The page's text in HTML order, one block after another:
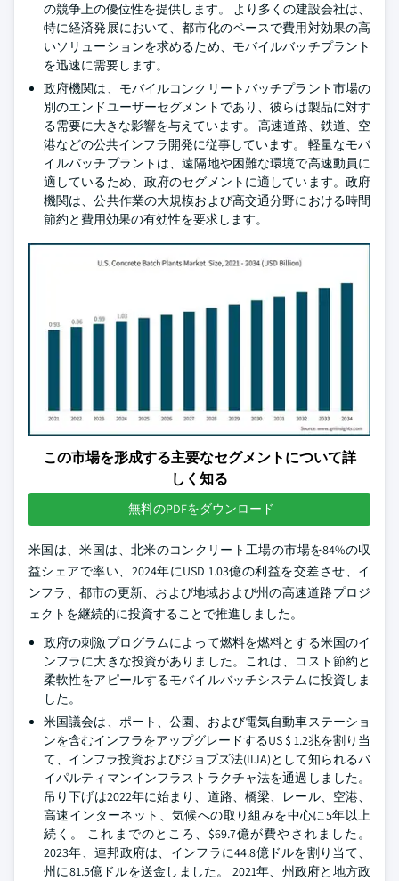
の競争上の優位性を提供します。 より多くの建設会社は、
特に経済発展において、都市化のペースで費用対効果の高
いソリューションを求めるため、モバイルバッチプラント
を迅速に需要します。
政府機関は、モバイルコンクリートバッチプラント市場の
別のエンドユーザーセグメントであり、彼らは製品に対す
る需要に大きな影響を与えています。 高速道路、鉄道、空
港などの公共インフラ開発に従事しています。 軽量なモバ
イルバッチプラントは、遠隔地や困難な環境で高速動員に
適しているため、政府のセグメントに適しています。政府
機関は、公共作業の大規模および高交通分野における時間
節約と費用効果の有効性を要求します。
この市場を形成する主要なセグメントについて詳
しく知る
無料のPDFをダウンロード
米国は、米国は、北米のコンクリート工場の市場を84%の収
益シェアで率い、2024年にUSD 1.03億の利益を交差させ、イ
ンフラ、都市の更新、および地域および州の高速道路プロジ
ェクトを継続的に投資することで推進しました。
政府の刺激プログラムによって燃料を燃料とする米国のイ
ンフラに大きな投資がありました。これは、コスト節約と
柔軟性をアピールするモバイルバッチシステムに投資しま
した。
米国議会は、ポート、公園、および電気自動車ステーショ
ンを含むインフラをアップグレードするUS $ 1.2兆を割り当
て、インフラ投資およびジョブズ法(IIJA)として知られるバ
イパルティマンインフラストラクチャ法を通過しました。
吊り下げは2022年に始まり、道路、橋梁、レール、空港、
高速インターネット、気候への取り組みを中心に5年以上
続く。 これまでのところ、$69.7億が費やされました。
2023年、連邦政府は、インフラに44.8億ドルを割り当て、
州に81.5億ドルを送金しました。 2021年、州政府と地方政